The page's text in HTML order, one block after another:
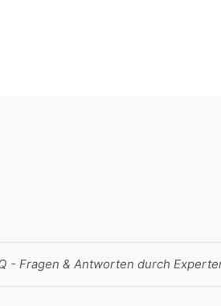
- Fragen & Antworten durch